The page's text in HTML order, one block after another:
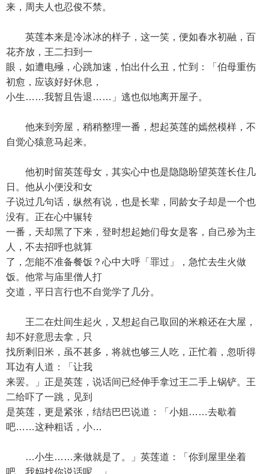
来，周夫人也忍俊不禁。
英莲本来是冷冰冰的样子，这一笑，便如春水初融，百
花齐放，王二扫到一
眼，如遭电殛，心跳加速，怕出什么丑，忙到：「伯母重伤
初愈，应该好好休息，
小生……我暂且告退……」逃也似地离开屋子。
他来到旁屋，稍稍整理一番，想起英莲的嫣然模样，不
自觉心猿意马起来。
他初时留英莲母女，其实心中也是隐隐盼望英莲长住几
日。他从小便没和女
子说过几句话，纵然有说，也是长辈，同龄女子却是一个也
没有。正在心中辗转
一番，天却黑了下来，登时想起她们母女是客，自己殄为主
人，不去招呼也就算
了，怎能不准备餐饭？心中大呼「罪过」，急忙去生火做
饭。他常与庙里僧人打
交道，平日言行也不自觉学了几分。
王二在灶间生起火，又想起自己取回的米粮还在大屋，
却不好意思去拿，只
找所剩旧米，虽不甚多，将就也够三人吃，正忙着，忽听得
耳边有人道：「让我
来罢。」正是英莲，说话间已经伸手拿过王二手上锅铲。王
二给吓了一跳，见到
是英莲，更是紧张，结结巴巴说道：「小姐……去歇着
吧……这种粗话，小…
…小生……来做就是了。」英莲道：「你到屋里坐着
吧，我妈找你说话呢。」